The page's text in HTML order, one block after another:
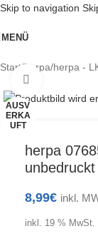
Skip to navigation
MENÜ
Start/herpa/herpa -
AUSV
ERKA
UFT
herpa
8,99€ inkl.
inkl. 19 % MwSt.